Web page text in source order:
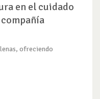
en el cuidado
ofreciendo